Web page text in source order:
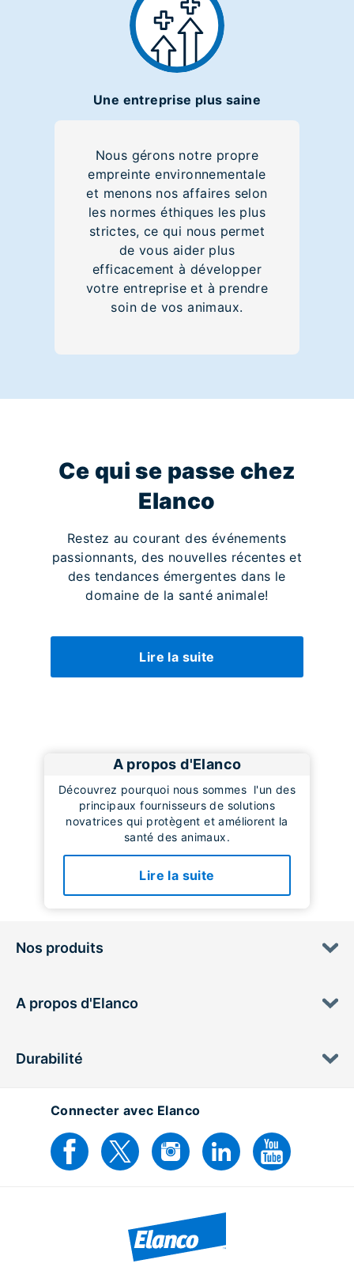
Une entreprise plus saine
Nous gérons notre propre
empreinte environnementale
et menons nos affaires selon
les normes éthiques les plus
strictes, ce qui nous permet
de vous aider plus
efficacement à développer
votre entreprise et à prendre
soin de vos animaux.
Ce qui se passe chez
Elanco
Restez au courant des événements
passionnants, des nouvelles récentes et
des tendances émergentes dans le
domaine de la santé animale!
Lire la suite
A propos d'Elanco
Découvrez pourquoi nous sommes l'un des
principaux fournisseurs de solutions
novatrices qui protègent et améliorent la
santé des animaux.
Lire la suite
Nos produits
A propos d'Elanco
Durabilité
Connecter avec Elanco